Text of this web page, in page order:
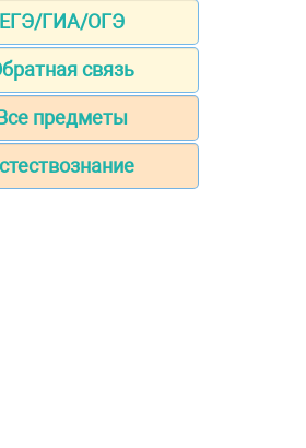
ЕГЭ/ГИА/ОГЭ
связь
предметы